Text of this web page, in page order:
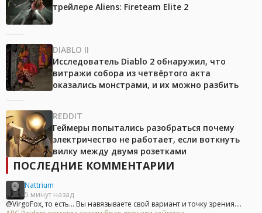
трейлере Aliens: Fireteam Elite 2
DIABLO II
Исследователь Diablo 2 обнаружил, что
витражи собора из четвёртого акта
оказались монстрами, и их можно разбить
REDDIT
Геймеры попытались разобраться почему
электричество не работает, если воткнуть
вилку между двумя розетками
ПОСЛЕДНИЕ КОММЕНТАРИИ
Nattrium
5 минут назад
@VirgoFox, то есть... Вы навязываете свой вариант и точку зрения....